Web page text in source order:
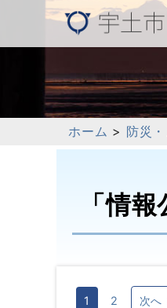
ホーム > 防災
「情
1 2 次へ